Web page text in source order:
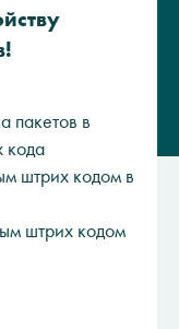
пакетов в
кода
штрих кодом в
штрих кодом